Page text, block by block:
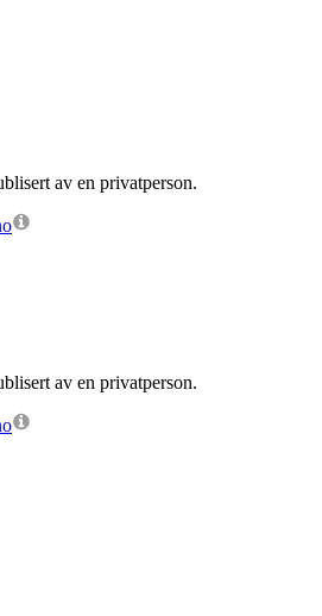
av en privatperson.
av en privatperson.